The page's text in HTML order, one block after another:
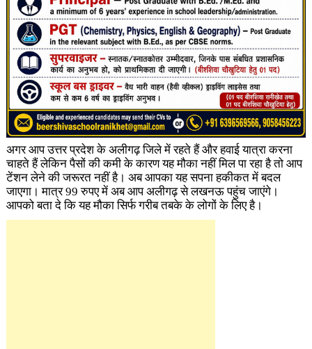
अगर आप उत्तर प्रदेश के अलीगढ़ जिले में रहते हैं और हवाई यात्रा करना
चाहते हैं लेकिन पैसों की कमी के कारण यह मौका नहीं मिल पा रहा है तो आप
टेंशन लेने की जरूरत नहीं है। अब आपका यह सपना हकीकत में बदल
जाएगा। मात्र 99 रुपए में अब आप अलीगढ़ से लखनऊ पहुंच जाएंगे।
आपको बता दे कि यह मौका सिर्फ गरीब तबके के लोगों के लिए है।